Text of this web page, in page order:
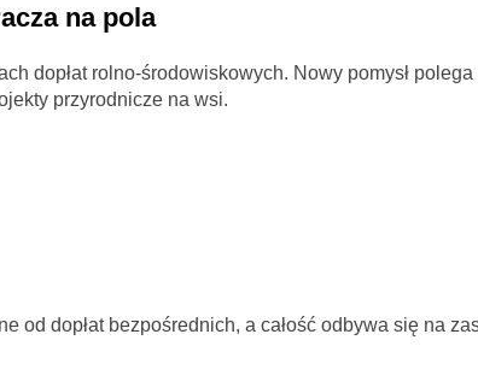
na pola
dopłat rolno-środowiskowych. Nowy pomysł
przyrodnicze na wsi.
od dopłat bezpośrednich, a całość odbywa się na